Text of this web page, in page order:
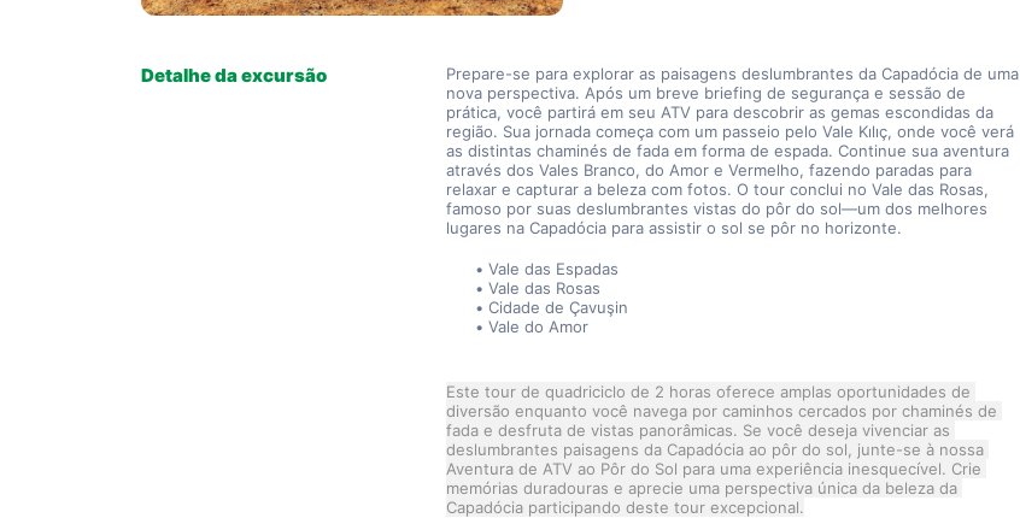
Detalhe da excursão
Prepare-se para explorar as paisagens deslumbrantes da Capadócia de uma
nova perspectiva. Após um breve briefing de segurança e sessão de
prática, você partirá em seu ATV para descobrir as gemas escondidas da
região. Sua jornada começa com um passeio pelo Vale Kılıç, onde você verá
as distintas chaminés de fada em forma de espada. Continue sua aventura
através dos Vales Branco, do Amor e Vermelho, fazendo paradas para
relaxar e capturar a beleza com fotos. O tour conclui no Vale das Rosas,
famoso por suas deslumbrantes vistas do pôr do sol—um dos melhores
lugares na Capadócia para assistir o sol se pôr no horizonte.
Vale das Espadas
Vale das Rosas
Cidade de Çavuşin
Vale do Amor
Este tour de quadriciclo de 2 horas oferece amplas oportunidades de
diversão enquanto você navega por caminhos cercados por chaminés de
fada e desfruta de vistas panorâmicas. Se você deseja vivenciar as
deslumbrantes paisagens da Capadócia ao pôr do sol, junte-se à nossa
Aventura de ATV ao Pôr do Sol para uma experiência inesquecível. Crie
memórias duradouras e aprecie uma perspectiva única da beleza da
Capadócia participando deste tour excepcional.